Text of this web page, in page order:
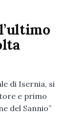
di Isernia, si
e primo
del Sannio”